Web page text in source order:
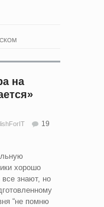
на
19
хорошо
все знают, но
“не помню